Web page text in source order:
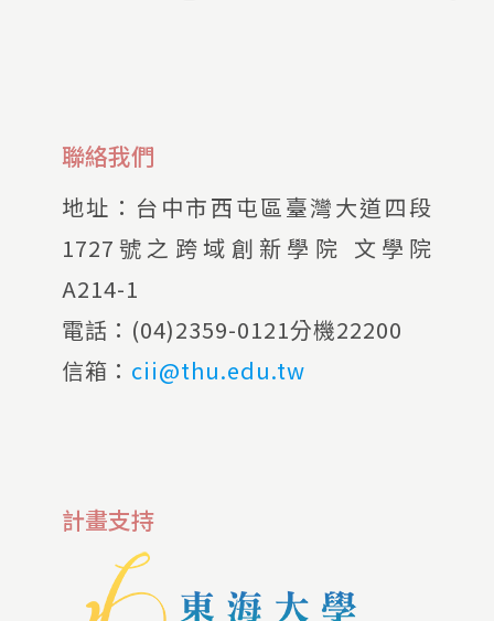
聯絡我們
地址： 台中市西屯區臺灣大道四段
1727號之跨域創新學院 文學院
A214-1
電話： (04)2359-0121分機22200
信箱： cii@thu.edu.tw
計畫支持